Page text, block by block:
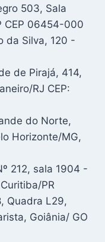
503, Sala
CEP 06454-000
da Silva, 120 -
de Pirajá, 414,
RJ CEP:
do Norte,
Horizonte/MG,
212, sala 1904 -
PR
Quadra L29,
Goiânia/ GO